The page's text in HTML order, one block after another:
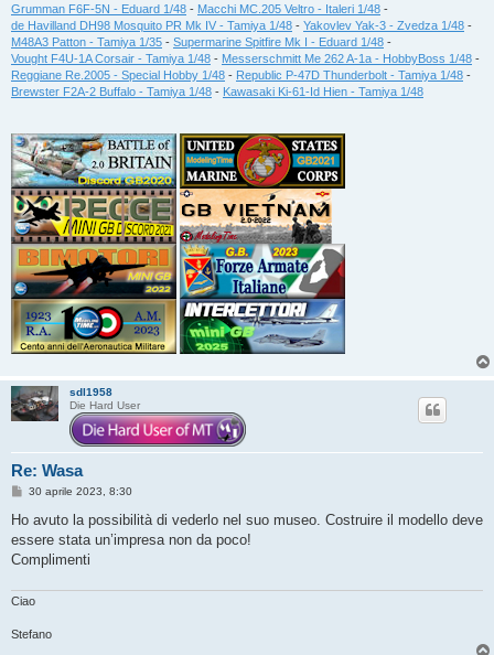
Grumman F6F-5N - Eduard 1/48 - Macchi MC.205 Veltro - Italeri 1/48 -
de Havilland DH98 Mosquito PR Mk IV - Tamiya 1/48 - Yakovlev Yak-3 - Zvedza 1/48 -
M48A3 Patton - Tamiya 1/35 - Supermarine Spitfire Mk I - Eduard 1/48 -
Vought F4U-1A Corsair - Tamiya 1/48 - Messerschmitt Me 262 A-1a - HobbyBoss 1/48 -
Reggiane Re.2005 - Special Hobby 1/48 - Republic P-47D Thunderbolt - Tamiya 1/48 -
Brewster F2A-2 Buffalo - Tamiya 1/48 - Kawasaki Ki-61-Id Hien - Tamiya 1/48
sdl1958
Die Hard User
Re: Wasa
M
s
a
g
30 aprile 2023, 8:30
Ho avuto la possibilità di vederlo nel suo museo. Costruire il modello deve
essere stata un’impresa non da poco!
Complimenti
Ciao
Stefano